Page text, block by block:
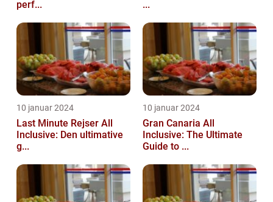
perf...
...
10 januar 2024
Last Minute Rejser All
Inclusive: Den ultimative
g...
10 januar 2024
Gran Canaria All
Inclusive: The Ultimate
Guide to ...